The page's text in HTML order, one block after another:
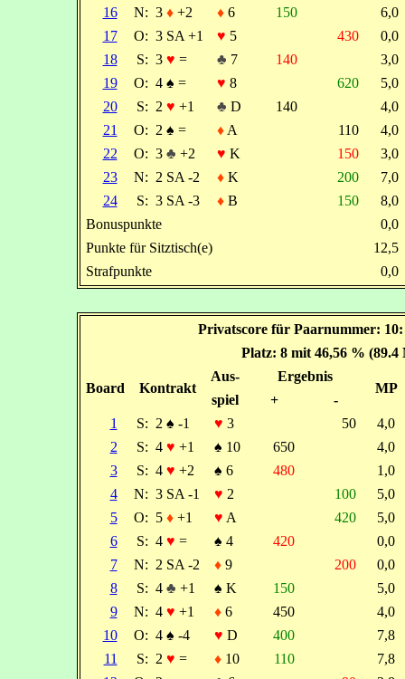
16
N: 3 ♦+2 ♦6 150
6,0
17
O: 3 SA +1 ♥ 5 430
0,0
18
S: 3 ♥ = ♣ 7 140
3,0
19
O: 4 ♠ = ♥ 8 620
5,0
20
S: 2 ♥ +1 ♣ D 140
4,0
21
O: 2 ♠ = ♦A 110
4,0
22
O: 3 ♣ +2 ♥ K 150
3,0
23
N: 2 SA -2 ♦K 200
7,0
24
S: 3 SA -3 ♦B 150
8,0
Bonuspunkte
0,0
Punkte für Sitztisch(e)
12,5
Strafpunkte
0,0
Privatscore für Paarnummer:
Platz: 8 mit 46,56 %
Board Kontrakt
Aus- Ergebnis
MP
spiel +
-
1
S: 2 ♠ -1 ♥ 3 50
4,0
2
S: 4 ♥ +1 ♠ 10 650
4,0
3
S: 4 ♥ +2 ♠ 6 480
1,0
4
N: 3 SA -1 ♥ 2 100
5,0
5
O: 5 ♦+1 ♥ A 420
5,0
6
S: 4 ♥ = ♠ 4 420
0,0
7
N: 2 SA -2 ♦9 200
0,0
8
S: 4 ♣ +1 ♠ K 150
5,0
9
N: 4 ♥ +1 ♦6 450
4,0
10
O: 4 ♠ -4 ♥ D 400
7,8
11
S: 2 ♥ = ♦10 110
7,8